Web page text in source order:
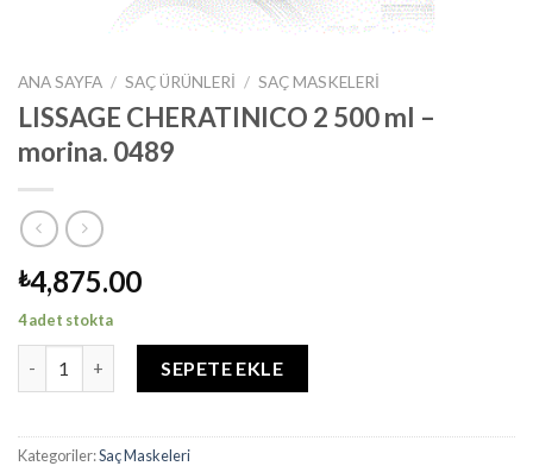
ANA SAYFA / SAÇ ÜRÜNLERI / SAÇ MASKELERI
LISSAGE CHERATINICO 2 500 ml –
morina. 0489
₺4,875.00
4 adet stokta
SEPETE EKLE
Kategoriler:Saç Maskeleri